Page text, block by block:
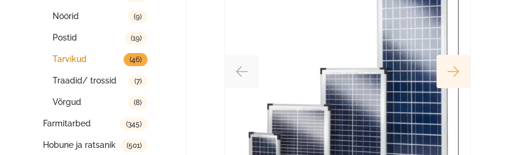
Nöörid (9)
Postid (19)
Tarvikud (46)
Traadid/ trossid (7)
Võrgud (8)
Farmitarbed (345)
Hobune ja ratsanik (501)